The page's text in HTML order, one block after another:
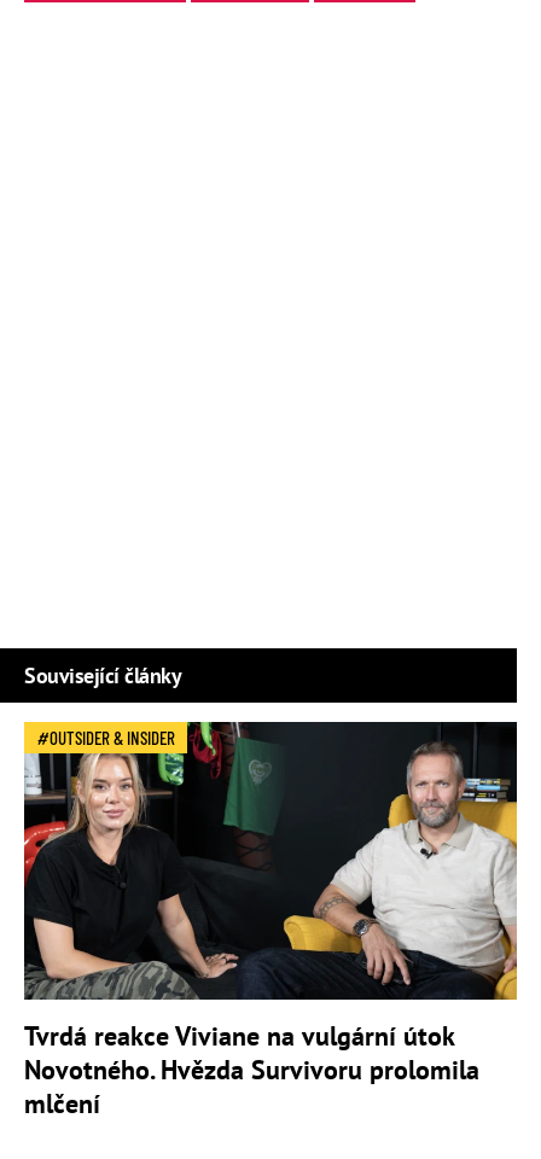
Související články
OUTSIDER & INSIDER
Tvrdá reakce Viviane na vulgární útok
Novotného. Hvězda Survivoru prolomila
mlčení